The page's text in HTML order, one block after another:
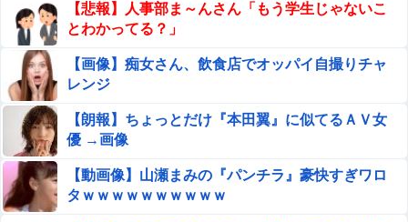
【悲報】人事部ま～んさん「もう学生じゃないこ
とわかってる？」
【画像】痴女さん、飲食店でオッパイ自撮りチャ
レンジ
【朗報】ちょっとだけ『本田翼』に似てるＡＶ女
優 →画像
【動画像】山瀬まみの『パンチラ』豪快すぎワロ
タｗｗｗｗｗｗｗｗｗｗ